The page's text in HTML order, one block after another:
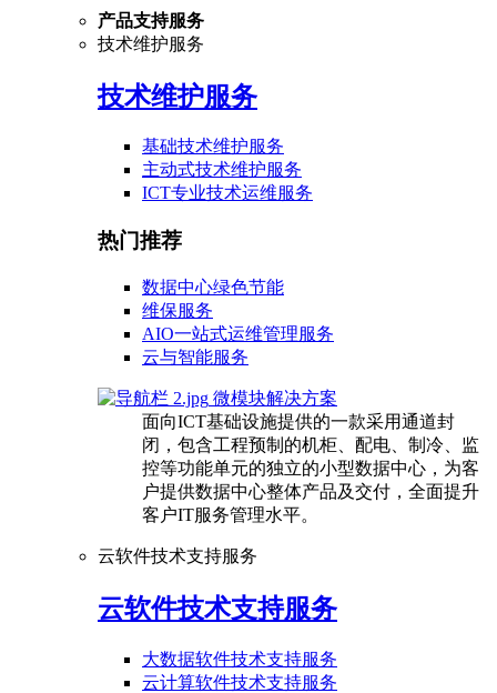
产品支持服务
技术维护服务
技术维护服务
基础技术维护服务
主动式技术维护服务
ICT专业技术运维服务
热门推荐
数据中心绿色节能
维保服务
AIO一站式运维管理服务
云与智能服务
微模块解决方案
面向ICT基础设施提供的一款采用通道封
闭，包含工程预制的机柜、配电、制冷、监
控等功能单元的独立的小型数据中心，为客
户提供数据中心整体产品及交付，全面提升
客户IT服务管理水平。
云软件技术支持服务
云软件技术支持服务
大数据软件技术支持服务
云计算软件技术支持服务